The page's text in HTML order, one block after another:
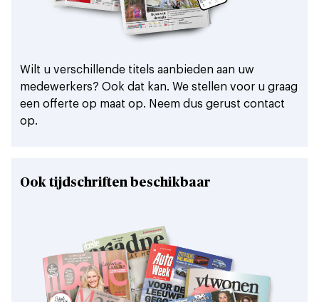
Wilt u verschillende titels aanbieden aan uw
medewerkers? Ook dat kan. We stellen voor u graag
een offerte op maat op. Neem dus gerust contact
op.
Ook tijdschriften beschikbaar